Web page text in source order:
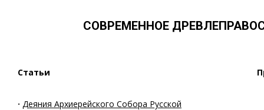
СОВРЕМЕННОЕ
Статьи
· Деяния Архиерейского Собора Русской